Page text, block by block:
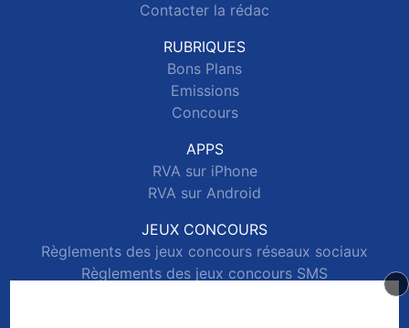
Contacter la rédac
RUBRIQUES
Bons Plans
Emissions
Concours
APPS
RVA sur iPhone
RVA sur Android
JEUX CONCOURS
Règlements des jeux concours réseaux sociaux
Règlements des jeux concours SMS